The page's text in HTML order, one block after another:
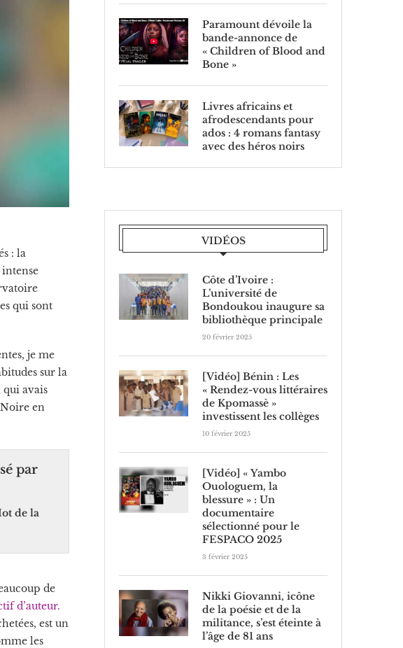
: la
intense
qui sont
je me
sur la
qui avais
Noire en
par
de la
de
d’auteur.
est un
les
Paramount dévoile la
bande-annonce de
« Children of Blood and
Bone »
Livres africains et
afrodescendants pour
ados : 4 romans fantasy
avec des héros noirs
VIDÉOS
Côte d’Ivoire :
L’université de
Bondoukou inaugure sa
bibliothèque principale
20 février 2025
[Vidéo] Bénin : Les
« Rendez-vous littéraires
de Kpomassè »
investissent les collèges
10 février 2025
[Vidéo] « Yambo
Ouologuem, la
blessure » : Un
documentaire
sélectionné pour le
FESPACO 2025
3 février 2025
Nikki Giovanni, icône
de la poésie et de la
militance, s’est éteinte à
l’âge de 81 ans